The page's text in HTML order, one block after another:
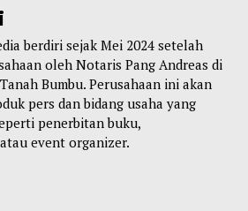
berdiri sejak Mei 2024 setelah
oleh Notaris Pang Andreas di
Bumbu. Perusahaan ini akan
pers dan bidang usaha yang
penerbitan buku,
event organizer.